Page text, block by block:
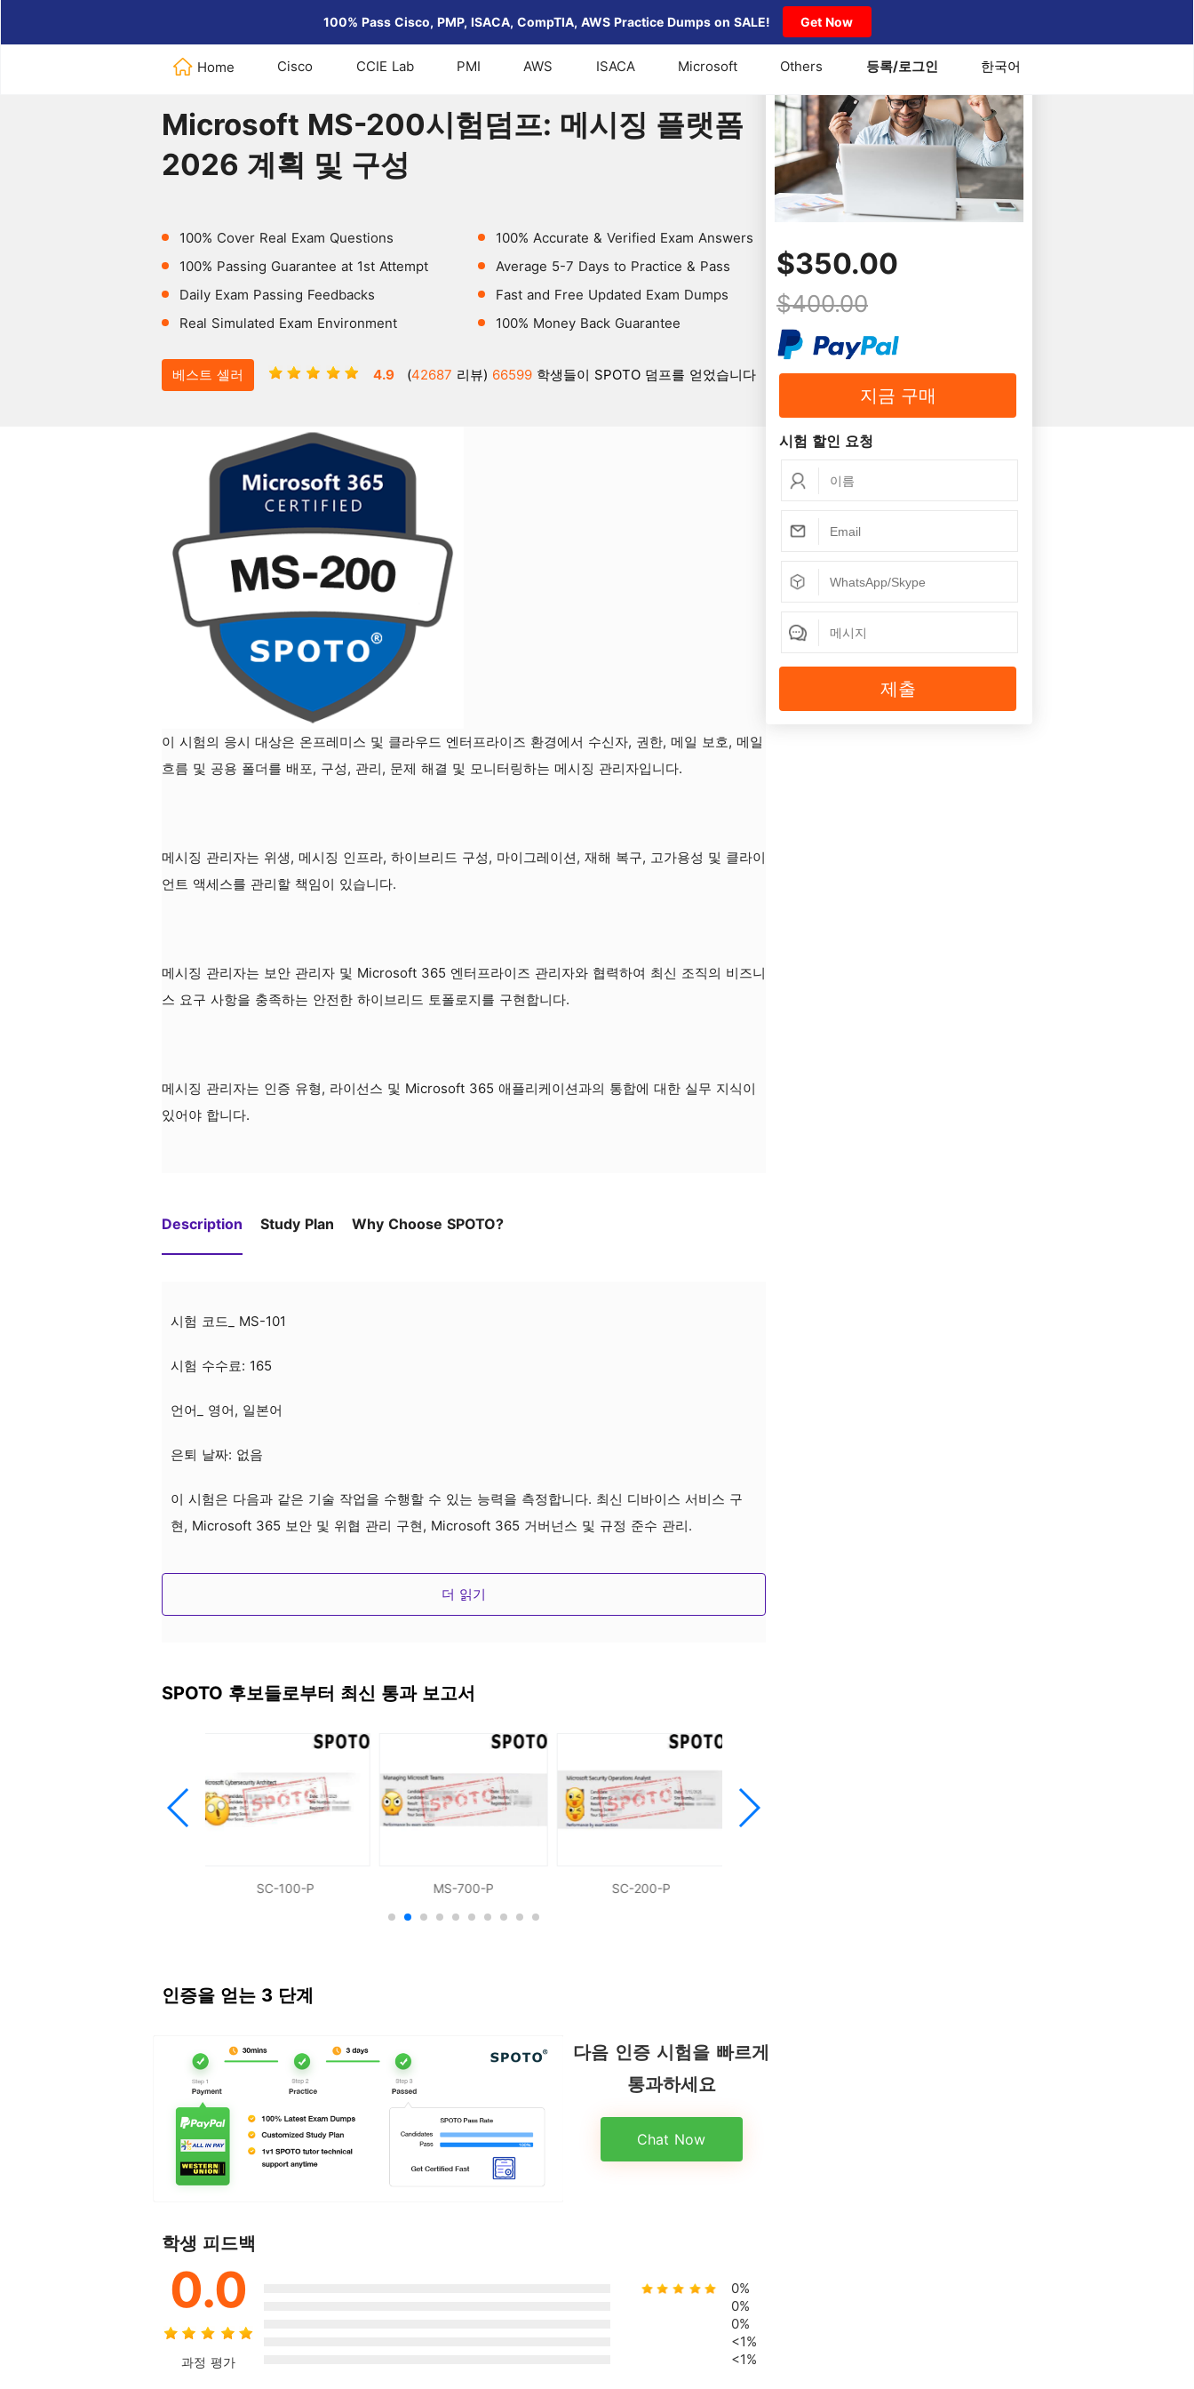
100% Pass Cisco, PMP, ISACA, CompTIA, AWS Practice Dumps on SALE! Get Now
Home Cisco CCIE Lab PMI AWS ISACA Microsoft Others 등록/로그인 한국어
$350.00
$400.00
지금 구매
시험 할인 요청
제출
Home > Microsoft > Microsoft MS-200시험덤프: 메시징 플랫폼 2026 계획 및 구성
Microsoft MS-200시험덤프: 메시징 플랫폼
2026 계획 및 구성
100% Cover Real Exam Questions
100% Passing Guarantee at 1st Attempt
Daily Exam Passing Feedbacks
Real Simulated Exam Environment
100% Accurate & Verified Exam Answers
Average 5-7 Days to Practice & Pass
Fast and Free Updated Exam Dumps
100% Money Back Guarantee
베스트 셀러 4.9 (42687 리뷰) 66599 학생들이 SPOTO 덤프를 얻었습니다
이 시험의 응시 대상은 온프레미스 및 클라우드 엔터프라이즈 환경에서 수신자, 권한, 메일 보호, 메일
흐름 및 공용 폴더를 배포, 구성, 관리, 문제 해결 및 모니터링하는 메시징 관리자입니다.
메시징 관리자는 위생, 메시징 인프라, 하이브리드 구성, 마이그레이션, 재해 복구, 고가용성 및 클라이
언트 액세스를 관리할 책임이 있습니다.
메시징 관리자는 보안 관리자 및 Microsoft 365 엔터프라이즈 관리자와 협력하여 최신 조직의 비즈니
스 요구 사항을 충족하는 안전한 하이브리드 토폴로지를 구현합니다.
메시징 관리자는 인증 유형, 라이선스 및 Microsoft 365 애플리케이션과의 통합에 대한 실무 지식이
있어야 합니다.
Description Study Plan Why Choose SPOTO?
시험 코드_ MS-101
시험 수수료: 165
언어_ 영어, 일본어
은퇴 날짜: 없음
이 시험은 다음과 같은 기술 작업을 수행할 수 있는 능력을 측정합니다. 최신 디바이스 서비스 구
현, Microsoft 365 보안 및 위협 관리 구현, Microsoft 365 거버넌스 및 규정 준수 관리.
100% 정확한 질문
SPOTO는 모의고사를 위한 실제 시험 문제를 제공합니다_ 객관식 문제, 드래그 앤 드롭 문제, 시뮬
모든 모의고사는 정확한 정답을 제공하며, 18년 이상의 IT 경력을 보유한 IT 인증 전문가 팀이 검증
구매 후 시험에 합격할 수 있도록 최신의 완전한 시험 자료를 제공해 드립니다.
더 읽기
SPOTO 후보들로부터 최신 통과 보고서
SC-100-P MS-700-P SC-200-P
인증을 얻는 3 단계
다음 인증 시험을 빠르게
통과하세요
Chat Now
학생 피드백
0.0
과정 평가
0%
0%
0%
<1%
<1%